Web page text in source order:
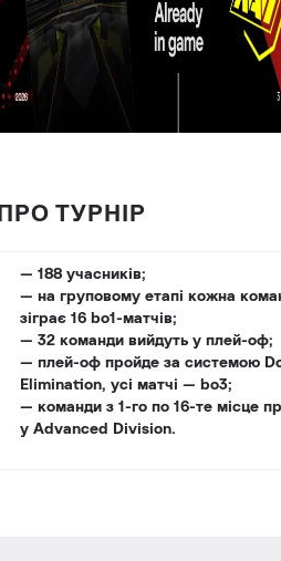
ПРО ТУРНІР
— 188 учасників;
— на груповому етапі кожна
зіграє 16 bo1-матчів;
— 32 команди вийдуть у плей-оф;
— плей-оф пройде за системою
Elimination, усі матчі — bo3;
— команди з 1-го по 16-те місце
у Advanced Division.